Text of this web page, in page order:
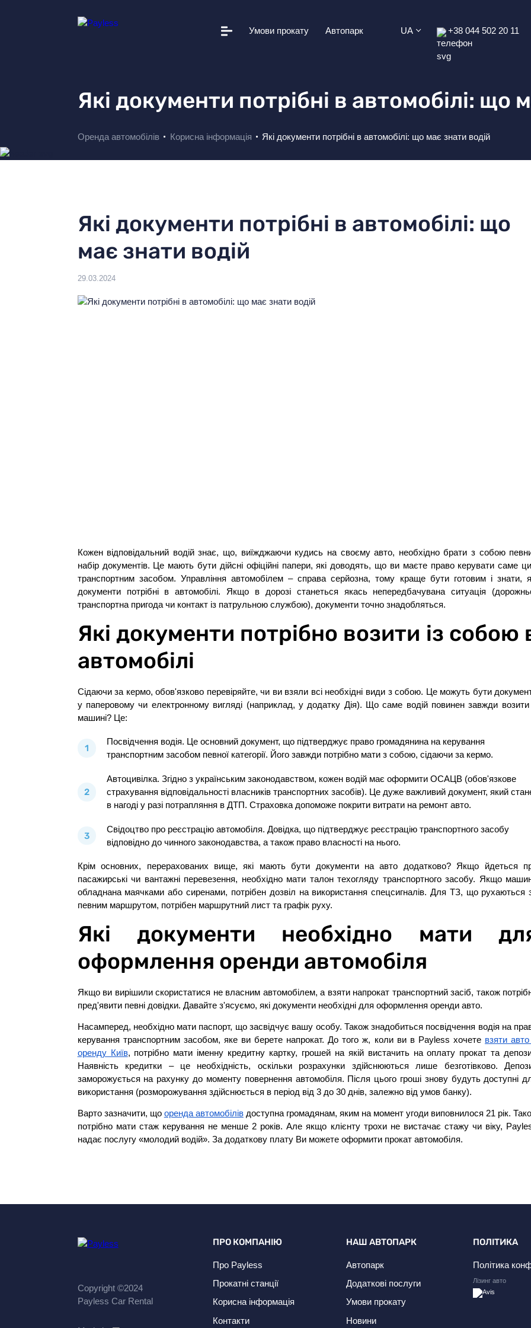
Умови прокату Автопарк UA +38 044 502 20 11
Додаткові послуги
Виберіть мову: UA
Які документи потрібні в автомобілі: що
Оренда автомобілів Корисна інформація Які документи потрібні в автомобілі: що має знати водій
Які документи потрібні в автомобілі: що
має знати водій
29.03.2024
Кожен відповідальний водій знає, що, виїжджаючи кудись на своєму авто, необхідно брати з собою
набір документів. Це мають бути дійсні офіційні папери, які доводять, що ви маєте право керувати саме
транспортним засобом. Управління автомобілем – справа серйозна, тому краще бути готовим і знати,
документи потрібні в автомобілі. Якщо в дорозі станеться якась непередбачувана ситуація
транспортна пригода чи контакт із патрульною службою), документи точно знадобляться.
Які документи потрібно возити із собою
автомобілі
Сідаючи за кермо, обов'язково перевіряйте, чи ви взяли всі необхідні види з собою. Це можуть бути
у паперовому чи електронному вигляді (наприклад, у додатку Дія). Що саме водій повинен завжди
машині? Це:
Посвідчення водія. Це основний документ, що підтверджує право громадянина на керування
транспортним засобом певної категорії. Його завжди потрібно мати з собою, сідаючи за кермо.
Автоцивілка. Згідно з українським законодавством, кожен водій має оформити ОСАЦВ (обов'язкове
страхування відповідальності власників транспортних засобів). Це дуже важливий документ, який
в нагоді у разі потрапляння в ДТП. Страховка допоможе покрити витрати на ремонт авто.
Свідоцтво про реєстрацію автомобіля. Довідка, що підтверджує реєстрацію транспортного засобу
відповідно до чинного законодавства, а також право власності на нього.
Крім основних, перерахованих вище, які мають бути документи на авто додатково? Якщо йдеться
пасажирські чи вантажні перевезення, необхідно мати талон техогляду транспортного засобу. Якщо
обладнана маячками або сиренами, потрібен дозвіл на використання спецсигналів. Для ТЗ, що рухаються
певним маршрутом, потрібен маршрутний лист та графік руху.
Які документи необхідно мати
оформлення оренди автомобіля
Якщо ви вирішили скористатися не власним автомобілем, а взяти напрокат транспортний засіб, також
пред'явити певні довідки. Давайте з'ясуємо, які документи необхідні для оформлення оренди авто.
Насамперед, необхідно мати паспорт, що засвідчує вашу особу. Також знадобиться посвідчення водія на
керування транспортним засобом, яке ви берете напрокат. До того ж, коли ви в Payless хочете взяти
оренду Київ, потрібно мати іменну кредитну картку, грошей на якій вистачить на оплату прокат та
Наявність кредитки – це необхідність, оскільки розрахунки здійснюються лише безготівково.
заморожується на рахунку до моменту повернення автомобіля. Після цього гроші знову будуть доступні
використання (розморожування здійснюється в період від 3 до 30 днів, залежно від умов банку).
Варто зазначити, що оренда автомобілівдоступна громадянам, яким на момент угоди виповнилося 21 рік.
потрібно мати стаж керування не менше 2 років. Але якщо клієнту трохи не вистачає стажу чи віку,
надає послугу «молодий водій». За додаткову плату Ви можете оформити прокат автомобіля.
Copyright ©2024
Payless Car Rental
ПРО КОМПАНІЮ
Про Payless
Прокатні станції
Корисна інформація
Контакти
НАШ АВТОПАРК
Автопарк
Додаткові послуги
Умови прокату
Новини
ПОЛІТИКА
Політика
Лізинг авто